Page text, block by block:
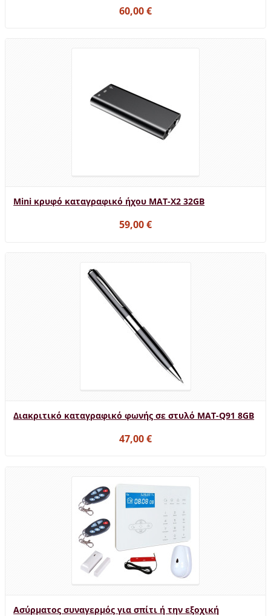
60,00 €
Mini κρυφό καταγραφικό ήχου MAT-X2 32GB
59,00 €
Διακριτικό καταγραφικό φωνής σε στυλό MAT-Q91 8GB
47,00 €
Ασύρματος συναγερμός για σπίτι ή την εξοχική